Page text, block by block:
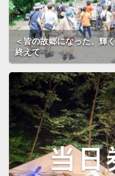
＜皆の故郷になった、輝
終えて